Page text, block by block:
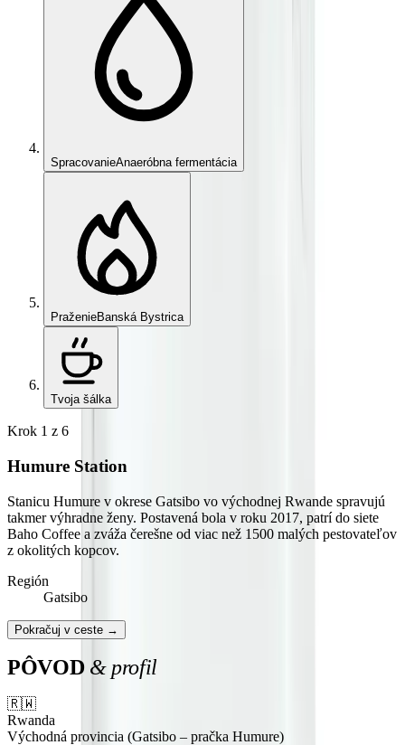
SpracovanieAnaeróbna fermentácia
PraženieBanská Bystrica
Tvoja šálka
Krok 1 z 6
Humure Station
Stanicu Humure v okrese Gatsibo vo východnej Rwande spravujú
takmer výhradne ženy. Postavená bola v roku 2017, patrí do siete
Baho Coffee a zváža čerešne od viac než 1500 malých pestovateľov
z okolitých kopcov.
Región
Gatsibo
Pokračuj v ceste →
PÔVOD & profil
🇷🇼
Rwanda
Východná provincia (Gatsibo – pračka Humure)